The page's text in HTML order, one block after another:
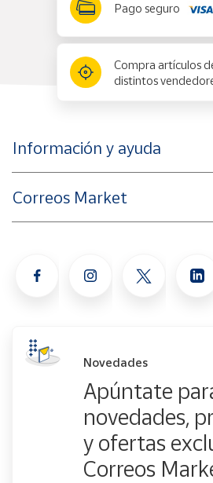
Pago seguro
Compra artículos
distintos
Información y ayuda
Correos Market
Novedades
Apúntate
novedades,
y ofertas
Correos